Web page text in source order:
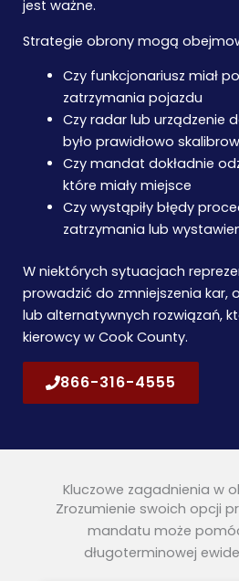
jest ważne.
Strategie obrony mogą
Czy funkcjonariusz miał
zatrzymania pojazdu
Czy radar lub urządzenie
było prawidłowo
Czy mandat dokładnie
które miały miejsce
Czy wystąpiły błędy
zatrzymania lub
W niektórych sytuacjach
prowadzić do zmniejszenia kar,
lub alternatywnych rozwiązań,
kierowcy w Cook County.
866-316-4555
Kluczowe zagadnienia w
Zrozumienie swoich opcji
mandatu może
długoterminowej